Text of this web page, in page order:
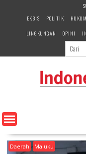
e
n
EKBIS
POLITIK HUKUM
LINGKUNGAN
OPINI
Daerah Maluku